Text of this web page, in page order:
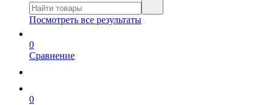
Посмотреть все результаты
0
Сравнение
0